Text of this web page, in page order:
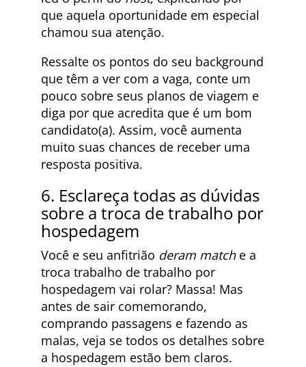
que aquela oportunidade em especial
chamou sua atenção.
Ressalte os pontos do seu background
que têm a ver com a vaga, conte um
pouco sobre seus planos de viagem e
diga por que acredita que é um bom
candidato(a). Assim, você aumenta
muito suas chances de receber uma
resposta positiva.
6. Esclareça todas as dúvidas
sobre a troca de trabalho por
hospedagem
Você e seu anfitrião deram matche a
troca trabalho de trabalho por
hospedagem vai rolar? Massa! Mas
antes de sair comemorando,
comprando passagens e fazendo as
malas, veja se todos os detalhes sobre
a hospedagem estão bem claros.